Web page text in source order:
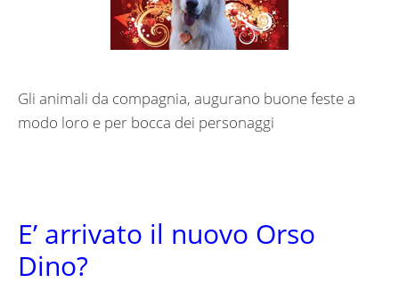
Gli animali da compagnia, augurano buone feste a
modo loro e per bocca dei personaggi
E’ arrivato il nuovo Orso
Dino?